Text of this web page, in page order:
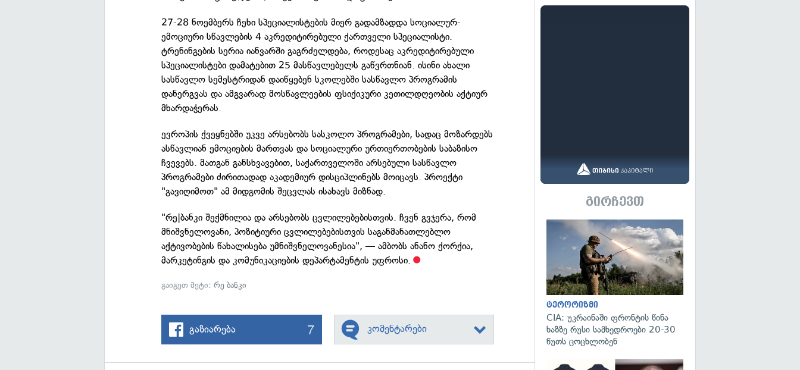
27-28 ნოემბერს ჩეხი სპეციალისტების მიერ გადამზადდა სოციალურ-
ემოციური სწავლების 4 აკრედიტირებული ქართველი სპეციალისტი.
ტრენინგების სერია იანვარში გაგრძელდება, როდესაც აკრედიტირებული
სპეციალისტები დამატებით 25 მასწავლებელს გაწვრთნიან. ისინი ახალი
სასწავლო სემესტრიდან დაიწყებენ სკოლებში სასწავლო პროგრამის
დანერგვას და ამგვარად მოსწავლეების ფსიქიკური კეთილდღეობის აქტიურ
მხარდაჭერას.
ევროპის ქვეყნებში უკვე არსებობს სასკოლო პროგრამები, სადაც მოზარდებს
ასწავლიან ემოციების მართვას და სოციალური ურთიერთობების საბაზისო
ჩვევებს. მათგან განსხვავებით, საქართველოში არსებული სასწავლო
პროგრამები ძირითადად აკადემიურ დისციპლინებს მოიცავს. პროექტი
"გავიღიმოთ" ამ მიდგომის შეცვლას ისახავს მიზნად.
"რე|ბანკი შექმნილია და არსებობს ცვლილებებისთვის. ჩვენ გვჯერა, რომ
მნიშვნელოვანი, პოზიტიური ცვლილებებისთვის საგანმანათლებლო
აქტივობების წახალისება უმნიშვნელოვანესია", — ამბობს ანანო ქორქია,
მარკეტინგის და კომუნიკაციების დეპარტამენტის უფროსი.
გაიგეთ მეტი:რე ბანკი
გაზიარება 7 კომენტარები
გირჩევთ
ტერორიზმი
CIA: უკრაინაში ფრონტის წინა
ხაზზე რუსი სამხედროები 20-30
წუთს ცოცხლობენ